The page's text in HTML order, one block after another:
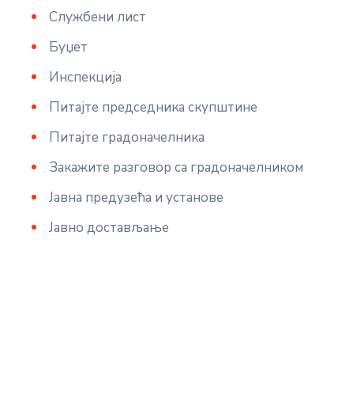
Службени лист
Буџет
Инспекција
Питајте председника скупштине
Питајте градоначелника
Закажите разговор са градоначелником
Јавна предузећа и установе
Јавно достављање